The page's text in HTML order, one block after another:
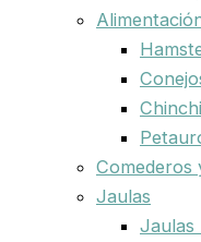
Comederos
Jaulas
Jaulas